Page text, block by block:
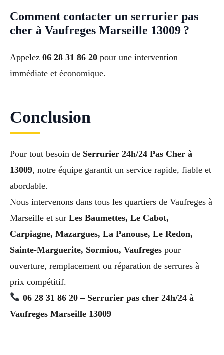
Comment contacter un serrurier pas
cher à Vaufreges Marseille 13009 ?
Appelez 06 28 31 86 20 pour une intervention
immédiate et économique.
Conclusion
Pour tout besoin de Serrurier 24h/24 Pas Cher à
13009, notre équipe garantit un service rapide, fiable et
abordable.
Nous intervenons dans tous les quartiers de Vaufreges à
Marseille et sur Les Baumettes, Le Cabot,
Carpiagne, Mazargues, La Panouse, Le Redon,
Sainte-Marguerite, Sormiou, Vaufreges pour
ouverture, remplacement ou réparation de serrures à
prix compétitif.
06 28 31 86 20 – Serrurier pas cher 24h/24 à
Vaufreges Marseille 13009